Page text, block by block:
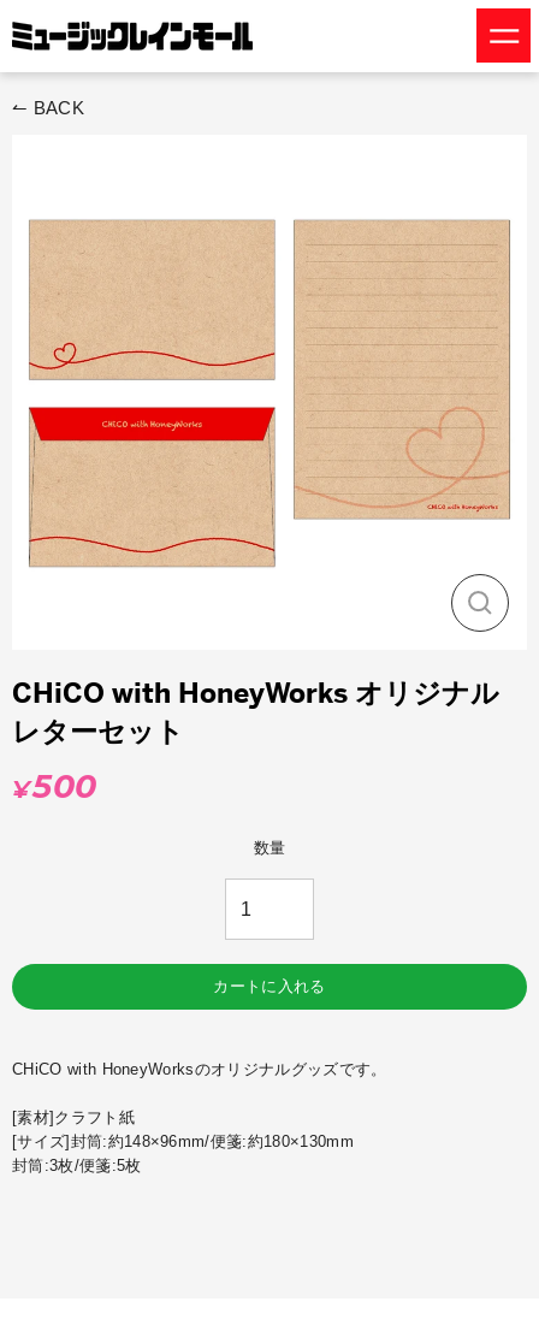
キ
す↼ BACK
閉
CHiCO with HoneyWorks オリジナル
レターセット
通
¥500
数量
カートに入れる
CHiCO with HoneyWorksのオリジナルグッズです。
[素材]クラフト紙
[サイズ]封筒:約148×96mm/便箋:約180×130mm
封筒:3枚/便箋:5枚